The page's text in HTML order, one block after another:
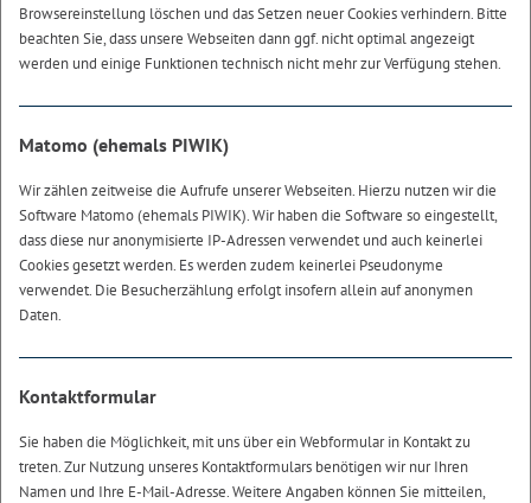
Browsereinstellung löschen und das Setzen neuer Cookies verhindern. Bitte
beachten Sie, dass unsere Webseiten dann ggf. nicht optimal angezeigt
werden und einige Funktionen technisch nicht mehr zur Verfügung stehen.
Matomo (ehemals PIWIK)
Wir zählen zeitweise die Aufrufe unserer Webseiten. Hierzu nutzen wir die
Software Matomo (ehemals PIWIK). Wir haben die Software so eingestellt,
dass diese nur anonymisierte IP-Adressen verwendet und auch keinerlei
Cookiesgesetzt werden. Es werden zudem keinerlei Pseudonyme
verwendet. Die Besucherzählung erfolgt insofern allein auf anonymen
Daten.
Kontaktformular
Sie haben die Möglichkeit, mit uns über ein Webformular in Kontakt zu
treten. Zur Nutzung unseres Kontaktformulars benötigen wir nur Ihren
Namen und Ihre E-Mail-Adresse. Weitere Angaben können Sie mitteilen,